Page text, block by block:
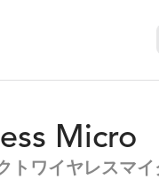
Micro
トワイヤレスマ